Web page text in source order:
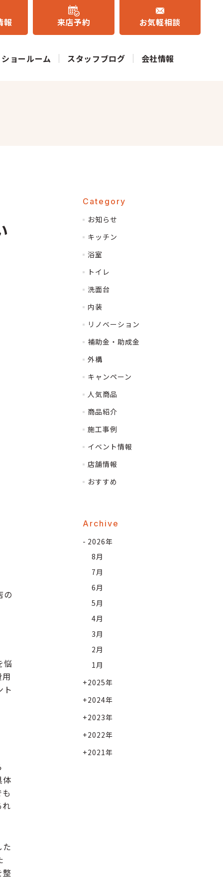
報 来店予約 お気軽相談
ショールーム スタッフブログ 会社情報
の
悩
ト
体
れ
た
整
Category
お知らせ
キッチン
浴室
トイレ
洗面台
内装
リノベーション
補助金・助成金
外構
キャンペーン
人気商品
商品紹介
施工事例
イベント情報
店舗情報
おすすめ
Archive
2026年
8月
7月
6月
5月
4月
3月
2月
1月
2025年
2024年
2023年
2022年
2021年